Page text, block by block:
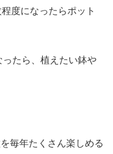
度になったらポット
たら、植えたい鉢や
毎年たくさん楽しめる